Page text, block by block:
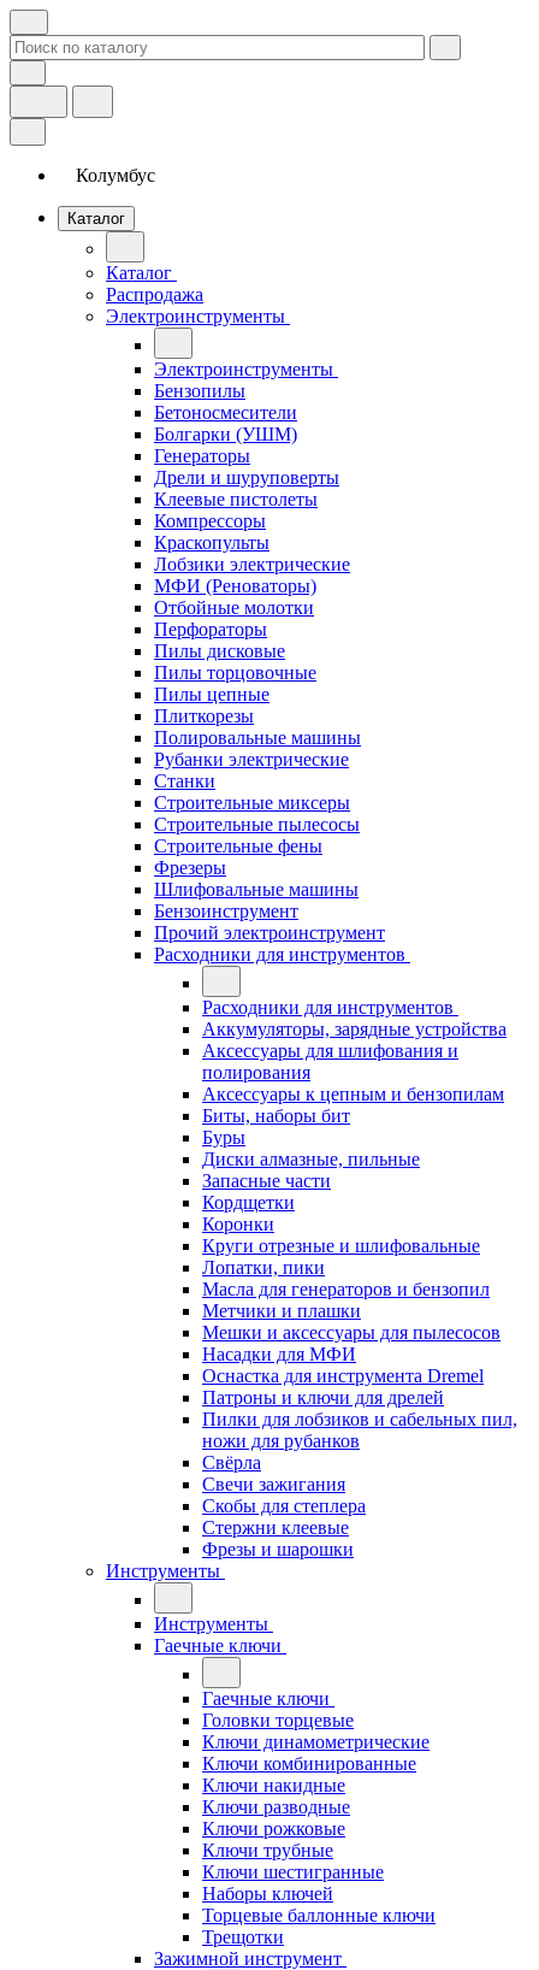
Колумбус
Каталог
Каталог
Распродажа
Электроинструменты
Электроинструменты
Бензопилы
Бетоносмесители
Болгарки (УШМ)
Генераторы
Дрели и шуруповерты
Клеевые пистолеты
Компрессоры
Краскопульты
Лобзики электрические
МФИ (Реноваторы)
Отбойные молотки
Перфораторы
Пилы дисковые
Пилы торцовочные
Пилы цепные
Плиткорезы
Полировальные машины
Рубанки электрические
Станки
Строительные миксеры
Строительные пылесосы
Строительные фены
Фрезеры
Шлифовальные машины
Бензоинструмент
Прочий электроинструмент
Расходники для инструментов
Расходники для инструментов
Аккумуляторы, зарядные устройства
Аксессуары для шлифования и
полирования
Аксессуары к цепным и бензопилам
Биты, наборы бит
Буры
Диски алмазные, пильные
Запасные части
Кордщетки
Коронки
Круги отрезные и шлифовальные
Лопатки, пики
Масла для генераторов и бензопил
Метчики и плашки
Мешки и аксессуары для пылесосов
Насадки для МФИ
Оснастка для инструмента Dremel
Патроны и ключи для дрелей
Пилки для лобзиков и сабельных пил,
ножи для рубанков
Свёрла
Свечи зажигания
Скобы для степлера
Стержни клеевые
Фрезы и шарошки
Инструменты
Инструменты
Гаечные ключи
Гаечные ключи
Головки торцевые
Ключи динамометрические
Ключи комбинированные
Ключи накидные
Ключи разводные
Ключи рожковые
Ключи трубные
Ключи шестигранные
Наборы ключей
Торцевые баллонные ключи
Трещотки
Зажимной инструмент